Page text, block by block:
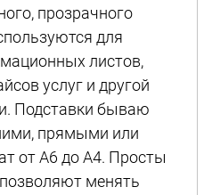
прозрачного
для
листов,
услуг и другой
Подставки бываю
прямыми или
от А6 до А4. Просты
менять